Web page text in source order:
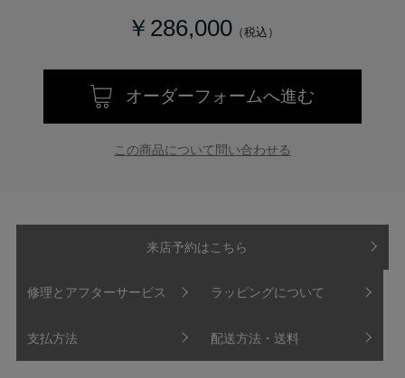
￥286,000
オーダーフォームへ進む
この商品について問い合わせる
来店予約はこちら
修理とアフターサービス ラッピングについて
支払方法 配送方法・送料